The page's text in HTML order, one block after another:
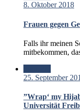
8. Oktober 2018
Frauen gegen
Falls ihr meinen
mitbekommen,
25. September
”Wrap‘ my
Universität